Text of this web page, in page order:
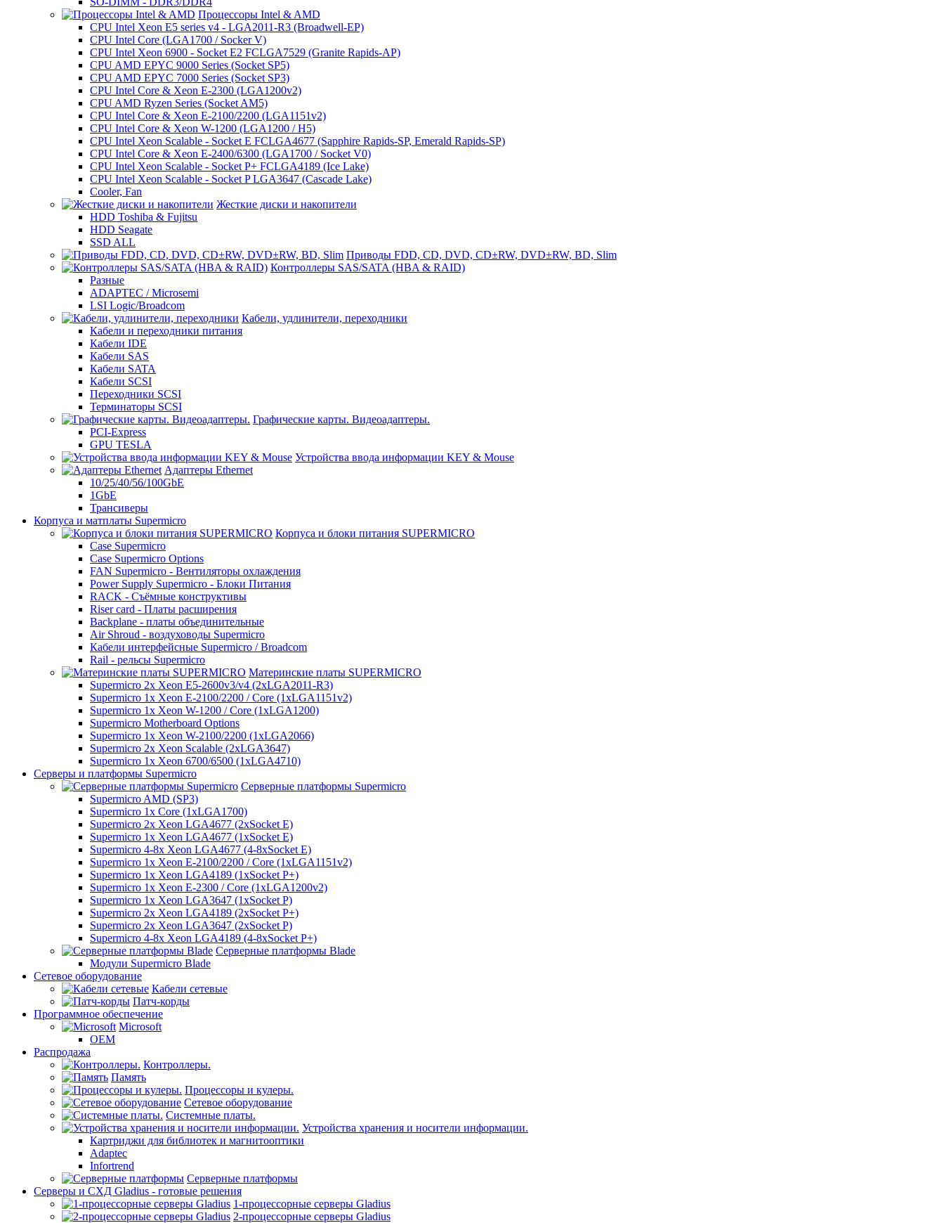
Процессоры Intel & AMD
CPU Intel Xeon E5 series v4 - LGA2011-R3 (Broadwell-EP)
CPU Intel Core (LGA1700 / Socker V)
CPU Intel Xeon 6900 - Socket E2 FCLGA7529 (Granite Rapids-AP)
CPU AMD EPYC 9000 Series (Socket SP5)
CPU AMD EPYC 7000 Series (Socket SP3)
CPU Intel Core & Xeon E-2300 (LGA1200v2)
CPU AMD Ryzen Series (Socket AM5)
CPU Intel Core & Xeon E-2100/2200 (LGA1151v2)
CPU Intel Core & Xeon W-1200 (LGA1200 / H5)
CPU Intel Xeon Scalable - Socket E FCLGA4677 (Sapphire Rapids-SP, Emerald Rapids-SP)
CPU Intel Core & Xeon E-2400/6300 (LGA1700 / Socket V0)
CPU Intel Xeon Scalable - Socket P+ FCLGA4189 (Ice Lake)
CPU Intel Xeon Scalable - Socket P LGA3647 (Cascade Lake)
Cooler, Fan
Жесткие диски и накопители
HDD Toshiba & Fujitsu
HDD Seagate
SSD ALL
Приводы FDD, CD, DVD, CD±RW, DVD±RW, BD, Slim
Контроллеры SAS/SATA (HBA & RAID)
Разные
ADAPTEC / Microsemi
LSI Logic/Broadcom
Кабели, удлинители, переходники
Кабели и переходники питания
Кабели IDE
Кабели SAS
Кабели SATA
Кабели SCSI
Переходники SCSI
Терминаторы SCSI
Графические карты. Видеоадаптеры.
PCI-Express
GPU TESLA
Устройства ввода информации KEY & Mouse
Адаптеры Ethernet
10/25/40/56/100GbE
1GbE
Трансиверы
Корпуса и матплаты Supermicro
Корпуса и блоки питания SUPERMICRO
Case Supermicro
Case Supermicro Options
FAN Supermicro - Вентиляторы охлаждения
Power Supply Supermicro - Блоки Питания
RACK - Съёмные конструктивы
Riser card - Платы расширения
Backplane - платы объединительные
Air Shroud - воздуховоды Supermicro
Кабели интерфейсные Supermicro / Broadcom
Rail - рельсы Supermicro
Материнские платы SUPERMICRO
Supermicro 2x Xeon E5-2600v3/v4 (2xLGA2011-R3)
Supermicro 1x Xeon E-2100/2200 / Core (1xLGA1151v2)
Supermicro 1x Xeon W-1200 / Core (1xLGA1200)
Supermicro Motherboard Options
Supermicro 1x Xeon W-2100/2200 (1xLGA2066)
Supermicro 2x Xeon Scalable (2xLGA3647)
Supermicro 1x Xeon 6700/6500 (1xLGA4710)
Серверы и платформы Supermicro
Серверные платформы Supermicro
Supermicro AMD (SP3)
Supermicro 1x Core (1xLGA1700)
Supermicro 2x Xeon LGA4677 (2xSocket E)
Supermicro 1x Xeon LGA4677 (1xSocket E)
Supermicro 4-8x Xeon LGA4677 (4-8xSocket E)
Supermicro 1x Xeon E-2100/2200 / Core (1xLGA1151v2)
Supermicro 1x Xeon LGA4189 (1xSocket P+)
Supermicro 1x Xeon E-2300 / Core (1xLGA1200v2)
Supermicro 1x Xeon LGA3647 (1xSocket P)
Supermicro 2x Xeon LGA4189 (2xSocket P+)
Supermicro 2x Xeon LGA3647 (2xSocket P)
Supermicro 4-8x Xeon LGA4189 (4-8xSocket P+)
Серверные платформы Blade
Модули Supermicro Blade
Сетевое оборудование
Кабели сетевые
Патч-корды
Программное обеспечение
Microsoft
OEM
Распродажа
Контроллеры.
Память
Процессоры и кулеры.
Сетевое оборудование
Системные платы.
Устройства хранения и носители информации.
Картриджи для библиотек и магнитооптики
Adaptec
Infortrend
Серверные платформы
Серверы и СХД Gladius - готовые решения
1-процессорные серверы Gladius
2-процессорные серверы Gladius